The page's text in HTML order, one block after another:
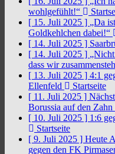
wohlgefühlt!“
[ 15. Juli 2025 ] „Da
Goldkehlchen dabei!“
[ 14. Juli 2025 ]
[ 14. Juli 2025 ]
dass wir
[ 13. Juli 2025 ] 4:1
Ellenfeld
Startseite
[ 11. Juli 2025 ]
Borussia auf den Zahn
[ 10. Juli 2025 ] 1:6
Startseite
[ 9. Juli 2025 ] Heute
gegen den FK